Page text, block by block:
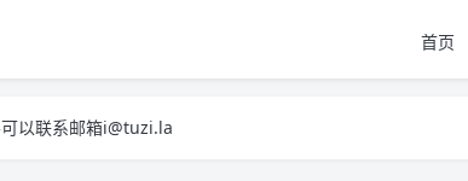
首页
以联系邮箱i@tuzi.la
以联系邮箱i@tuzi.la